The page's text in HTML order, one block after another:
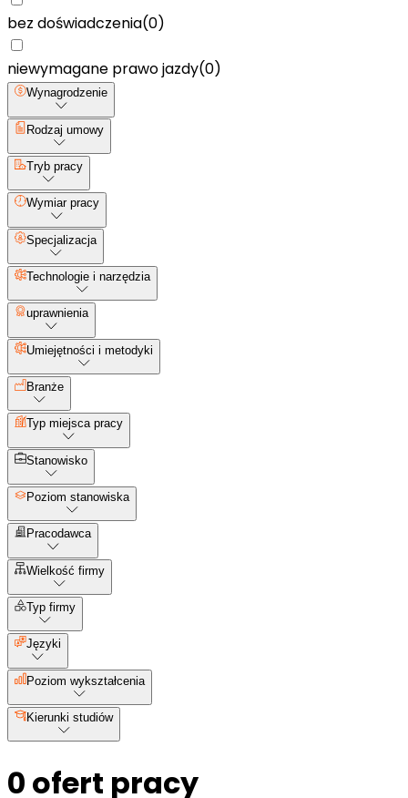
bez doświadczenia(0)
niewymagane prawo jazdy(0)
Wynagrodzenie
Rodzaj umowy
Tryb pracy
Wymiar pracy
Specjalizacja
Technologie i narzędzia
uprawnienia
Umiejętności i metodyki
Branże
Typ miejsca pracy
Stanowisko
Poziom stanowiska
Pracodawca
Wielkość firmy
Typ firmy
Języki
Poziom wykształcenia
Kierunki studiów
0 ofert pracy